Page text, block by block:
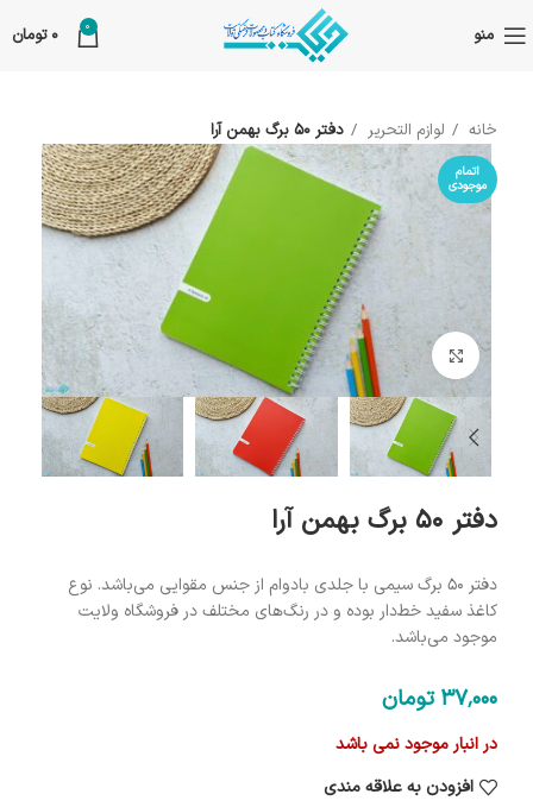
منو 0
0 تومان
خانه لوازم التحریر دفتر 50 برگ بهمن‌ آرا
اتمام
موجودی
بزرگنمایی تصویر
دفتر 50 برگ بهمن‌ آرا
دفتر 50 برگ سیمی با جلدی با‌دوام از جنس مقوایی می‌باشد. نوع
کاغذ سفید خط‌دار بوده و در رنگ‌های مختلف در فروشگاه ولایت
موجود می‌باشد.
37٬000 تومان
در انبار موجود نمی باشد
افزودن به علاقه مندی